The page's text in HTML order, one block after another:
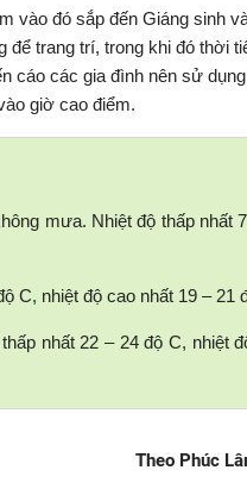
vào đó sắp đến Giáng sinh
trang trí, trong khi đó thời
cáo các gia đình nên sử
giờ cao điểm.
mưa. Nhiệt độ thấp nhất
C, nhiệt độ cao nhất 19 – 21
nhất 22 – 24 độ C, nhiệt
Theo Phúc